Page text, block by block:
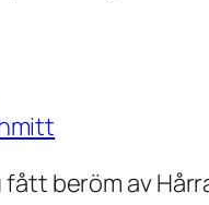
fått beröm av